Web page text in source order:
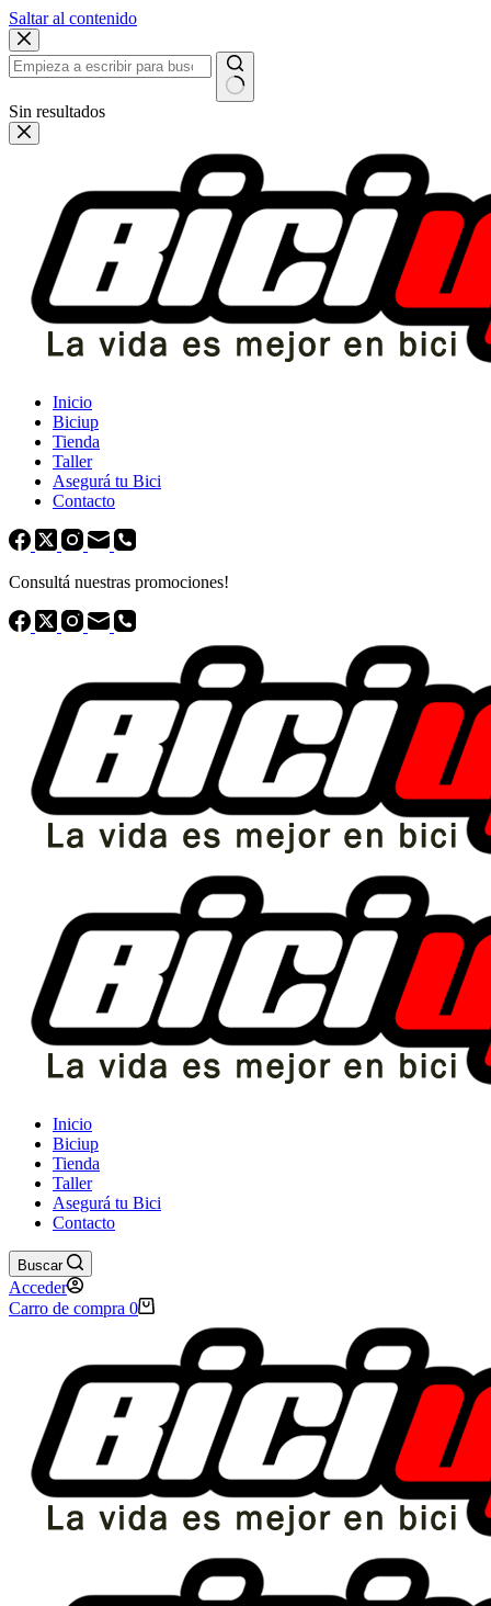
Saltar al contenido
Sin resultados
Inicio
Biciup
Tienda
Taller
Asegurá tu Bici
Contacto
Consultá nuestras promociones!
Inicio
Biciup
Tienda
Taller
Asegurá tu Bici
Contacto
Buscar
Acceder
Carro de compra 0